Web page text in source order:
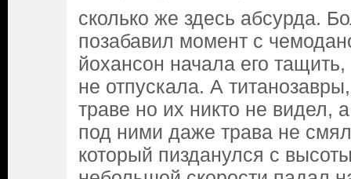
сколько же здесь абсурда.
позабавил момент с
йохансон начала его
не отпускала. А
траве но их никто не видел,
под ними даже трава не
который пизданулся с